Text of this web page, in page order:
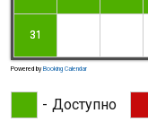
31
Powered by Booking Calendar
- Доступно